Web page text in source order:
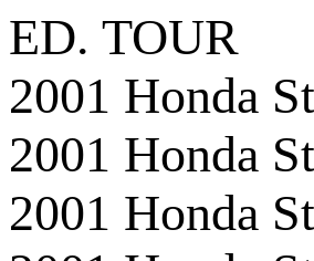
ED. TOUR
2001 Honda
2001 Honda
2001 Honda